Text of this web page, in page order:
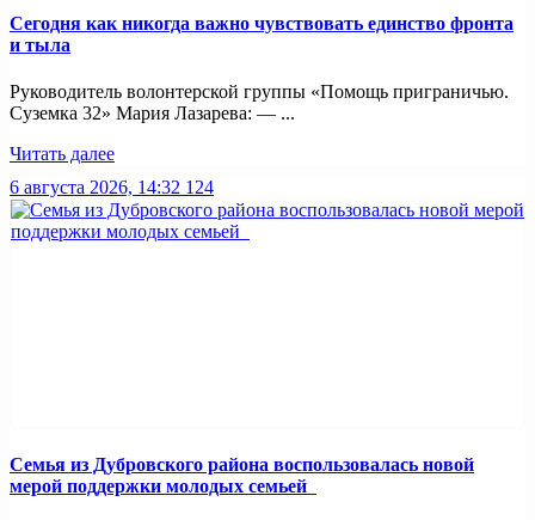
Сегодня как никогда важно чувствовать единство фронта
и тыла
Руководитель волонтерской группы «Помощь приграничью.
Суземка 32» Мария Лазарева: — ...
Читать далее
6 августа 2026, 14:32 124
Семья из Дубровского района воспользовалась новой
мерой поддержки молодых семьей